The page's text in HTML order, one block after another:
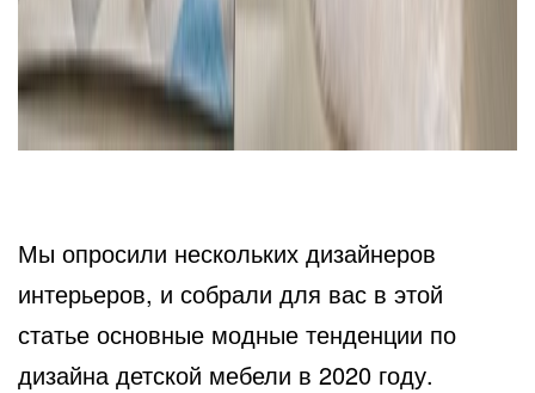
Мы опросили нескольких дизайнеров
интерьеров, и собрали для вас в этой
статье основные модные тенденции по
дизайна детской мебели в 2020 году.